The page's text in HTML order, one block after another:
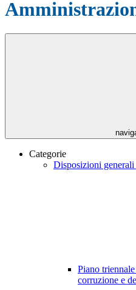
Categorie
Disposizioni generali
Piano
corruzione e